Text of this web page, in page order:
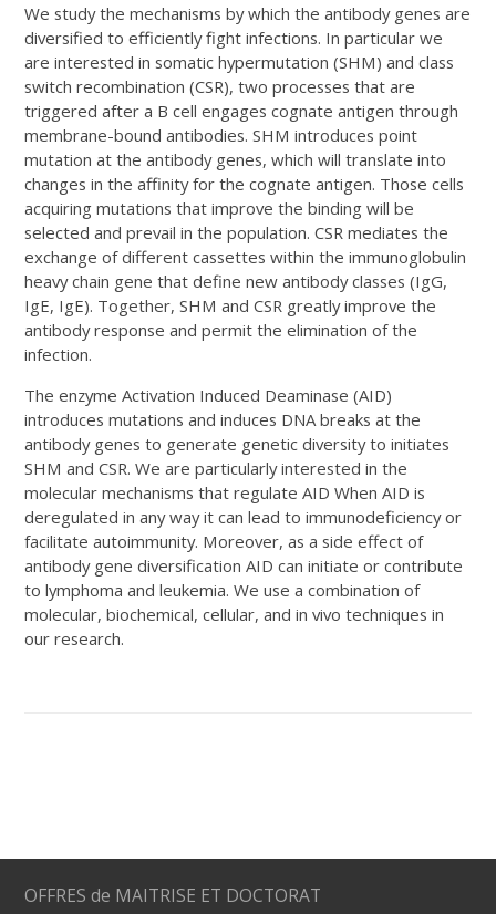
We study the mechanisms by which the antibody genes are
diversified to efficiently fight infections. In particular we
are interested in somatic hypermutation (SHM) and class
switch recombination (CSR), two processes that are
triggered after a B cell engages cognate antigen through
membrane-bound antibodies. SHM introduces point
mutation at the antibody genes, which will translate into
changes in the affinity for the cognate antigen. Those cells
acquiring mutations that improve the binding will be
selected and prevail in the population. CSR mediates the
exchange of different cassettes within the immunoglobulin
heavy chain gene that define new antibody classes (IgG,
IgE, IgE). Together, SHM and CSR greatly improve the
antibody response and permit the elimination of the
infection.
The enzyme Activation Induced Deaminase (AID)
introduces mutations and induces DNA breaks at the
antibody genes to generate genetic diversity to initiates
SHM and CSR. We are particularly interested in the
molecular mechanisms that regulate AID When AID is
deregulated in any way it can lead to immunodeficiency or
facilitate autoimmunity. Moreover, as a side effect of
antibody gene diversification AID can initiate or contribute
to lymphoma and leukemia. We use a combination of
molecular, biochemical, cellular, and in vivo techniques in
our research.
OFFRES de MAITRISE ET DOCTORAT